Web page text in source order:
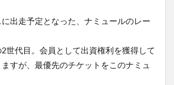
出走予定となった、ナミュールのレー
世代目。会員として出資権利を獲得して
すが、最優先のチケットをこのナミュ